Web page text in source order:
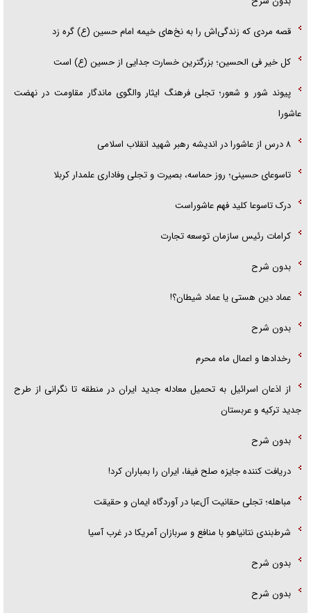
قصه مردی که زندگی‌اش را به نخ‌های خیمه امام حسین (ع) گره زد
کل خیر فی الحسین؛ بزرگترین خسارت جدایی از حسین (ع) است
پیوند شور و شعور؛ تجلی فرهنگ ایثار والگوی ماندگار مقاومت در نهضت
عاشورا
۸ درس از عاشورا در اندیشه رهبر شهید انقلاب اسلامی
تاسوعای حسینی؛ روز حماسه، بصیرت و تجلی وفاداری علمدار کربلا
درک تاسوعا کلید فهم عاشوراست
کرامات رئیس سازمان توسعه تجارت
بدون شرح
عماد دین هستی یا عماد شیطان؟!
بدون شرح
رخداد‌ها و اعمال ماه محرم
از اذعان اسرائیل به تحمیل معادله جدید ایران در منطقه تا نگرانی از طرح
جدید ترکیه و عربستان
بدون شرح
دریافت کننده جایزه صلح فیفا، ایران را بمباران کرد!
مباهله؛ تجلی حقانیت آل‌عبا در آوردگاه ایمان و حقیقت
شرط‌بندی نتانیاهو با منافع و سربازان آمریکا در غرب آسیا
بدون شرح
بدون شرح